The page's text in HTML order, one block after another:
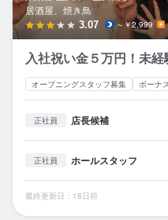
居酒屋、焼き鳥
3.07 ～￥2,999
入社祝い金５万円！未経
オープニングスタッフ募集 ボーナ
正社員 店長候補
正社員 ホールスタッフ
最終更新日：18日前